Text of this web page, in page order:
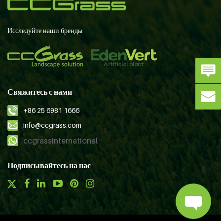
Исследуйте наши бренды
Свяжитесь с нами
+86 25 6981 1666
info@ccgrass.com
ccgrassinternational
Подписывайтесь на нас